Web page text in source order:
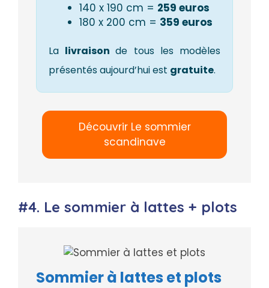
140 x 190 cm = 259 euros
180 x 200 cm = 359 euros
La livraisonde tous les modèles
présentés aujourd’hui est gratuite.
Découvrir Le sommier
scandinave
#4. Le sommier à lattes + plots
Sommier à lattes et plots